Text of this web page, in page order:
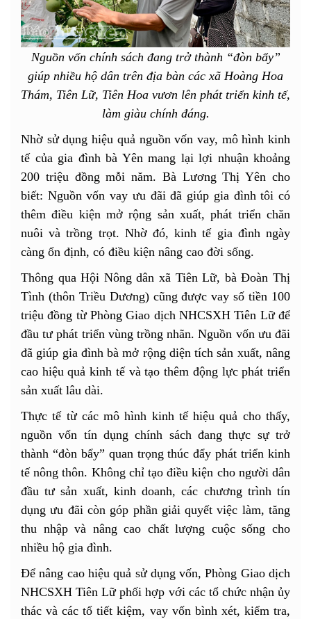
Nguồn vốn chính sách đang trở thành “đòn bẩy”
giúp nhiều hộ dân trên địa bàn các xã Hoàng Hoa
Thám, Tiên Lữ, Tiên Hoa vươn lên phát triển kinh tế,
làm giàu chính đáng.
Nhờ sử dụng hiệu quả nguồn vốn vay, mô hình kinh
tế của gia đình bà Yên mang lại lợi nhuận khoảng
200 triệu đồng mỗi năm. Bà Lương Thị Yên cho
biết: Nguồn vốn vay ưu đãi đã giúp gia đình tôi có
thêm điều kiện mở rộng sản xuất, phát triển chăn
nuôi và trồng trọt. Nhờ đó, kinh tế gia đình ngày
càng ổn định, có điều kiện nâng cao đời sống.
Thông qua Hội Nông dân xã Tiên Lữ, bà Đoàn Thị
Tình (thôn Triều Dương) cũng được vay số tiền 100
triệu đồng từ Phòng Giao dịch NHCSXH Tiên Lữ để
đầu tư phát triển vùng trồng nhãn. Nguồn vốn ưu đãi
đã giúp gia đình bà mở rộng diện tích sản xuất, nâng
cao hiệu quả kinh tế và tạo thêm động lực phát triển
sản xuất lâu dài.
Thực tế từ các mô hình kinh tế hiệu quả cho thấy,
nguồn vốn tín dụng chính sách đang thực sự trở
thành “đòn bẩy” quan trọng thúc đẩy phát triển kinh
tế nông thôn. Không chỉ tạo điều kiện cho người dân
đầu tư sản xuất, kinh doanh, các chương trình tín
dụng ưu đãi còn góp phần giải quyết việc làm, tăng
thu nhập và nâng cao chất lượng cuộc sống cho
nhiều hộ gia đình.
Để nâng cao hiệu quả sử dụng vốn, Phòng Giao dịch
NHCSXH Tiên Lữ phối hợp với các tổ chức nhận ủy
thác và các tổ tiết kiệm, vay vốn bình xét, kiểm tra,